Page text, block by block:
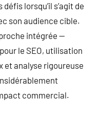
lorsqu’il s’agit de
son audience cible.
intégrée —
le SEO, utilisation
et analyse rigoureuse
commercial.